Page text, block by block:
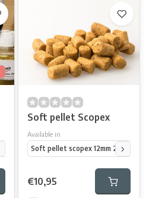
Scopex cream flavour 100 ml Aardbei
Soft pellet Scopex
Available in
Soft pellet scopex 12mm 2,5 kg
€10,95